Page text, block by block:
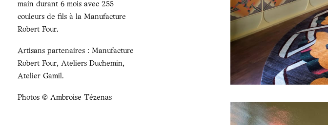
main durant 6 mois avec 255
couleurs de fils à la Manufacture
Robert Four.
Artisans partenaires : Manufacture
Robert Four, Ateliers Duchemin,
Atelier Gamil.
Photos © Ambroise Tézenas